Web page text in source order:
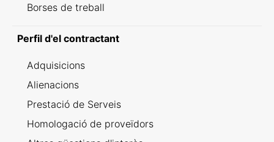
Borses de treball
Perfil d'el contractant
Adquisicions
Alienacions
Prestació de Serveis
Homologació de proveïdors